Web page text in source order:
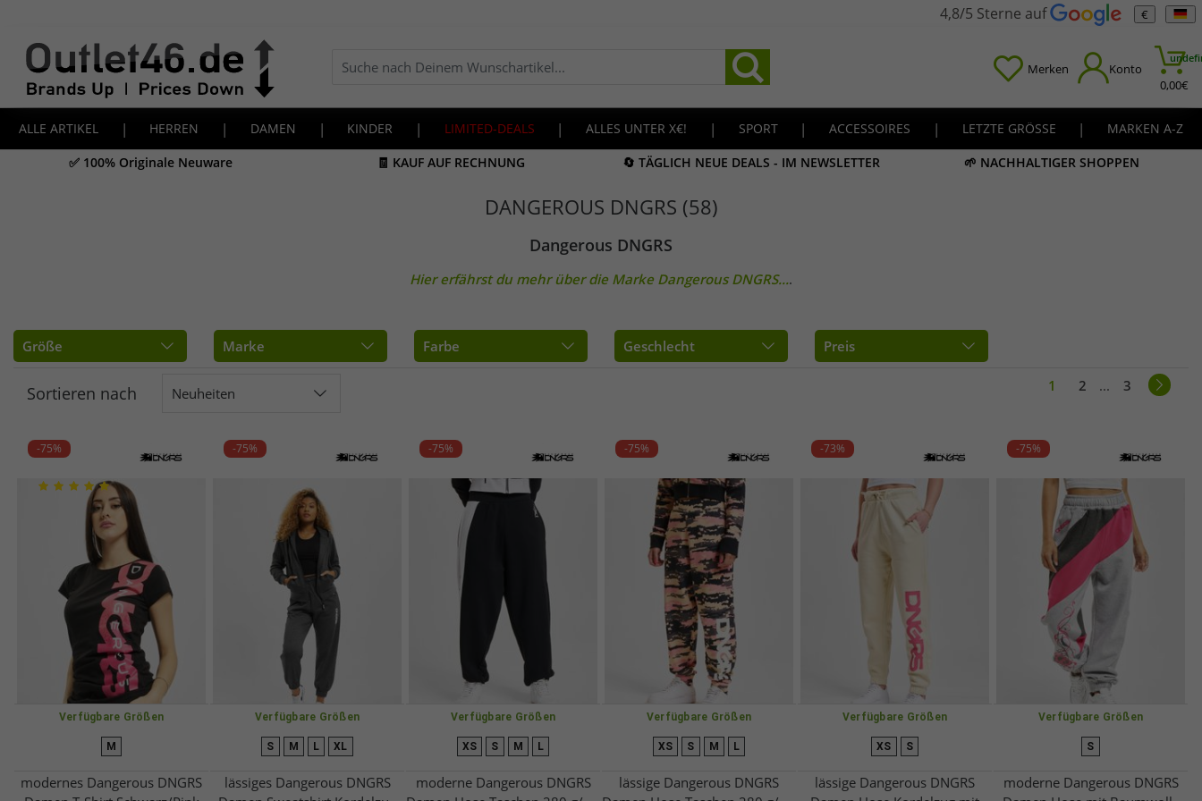
4,8/5 Sterne auf €
Merken Konto
0,00€
ALLE ARTIKEL | HERREN | DAMEN | KINDER | LIMITED-DEALS | ALLES UNTER X€! | SPORT | ACCESSOIRES | LETZTE GRÖSSE |
MARKEN A-Z
✅ 100% Originale Neuware
🧾 KAUF AUF RECHNUNG 🔄 TÄGLICH NEUE DEALS - IM NEWSLETTER 🌱 NACHHALTIGER SHOPPEN
DANGEROUS DNGRS (58)
Dangerous DNGRS
Hier erfährst du mehr über die Marke Dangerous DNGRS....
Größe Marke Farbe Geschlecht Preis
Sortieren nach Neuheiten 1 2 ... 3
-75%
Verfügbare Größen
M
modernes Dangerous DNGRS
-75%
Verfügbare Größen
S M L XL
lässiges Dangerous DNGRS
-75%
Verfügbare Größen
XS S M L
moderne Dangerous DNGRS
-75%
Verfügbare Größen
XS S M L
lässige Dangerous DNGRS
-73%
Verfügbare Größen
XS S
lässige Dangerous DNGRS
-75%
Verfügbare Größen
S
moderne Dangerous DNGRS